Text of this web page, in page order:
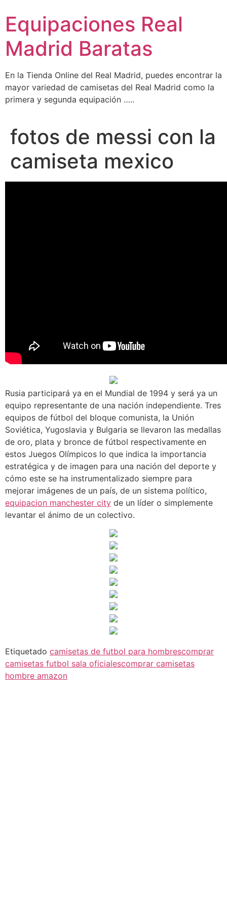
contenido
Equipaciones Real
Madrid Baratas
En la Tienda Online del Real Madrid, puedes encontrar la
mayor variedad de camisetas del Real Madrid como la
primera y segunda equipación …..
fotos de messi con la
camiseta mexico
Rusia participará ya en el Mundial de 1994 y será ya un
equipo representante de una nación independiente. Tres
equipos de fútbol del bloque comunista, la Unión
Soviética, Yugoslavia y Bulgaria se llevaron las medallas
de oro, plata y bronce de fútbol respectivamente en
estos Juegos Olímpicos lo que indica la importancia
estratégica y de imagen para una nación del deporte y
cómo este se ha instrumentalizado siempre para
mejorar imágenes de un país, de un sistema político,
equipacion manchester city de un líder o simplemente
levantar el ánimo de un colectivo.
Etiquetado camisetas de futbol para hombrescomprar
camisetas futbol sala oficialescomprar camisetas
hombre amazon